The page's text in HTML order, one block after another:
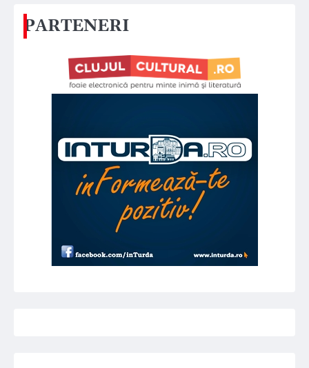
PARTENERI